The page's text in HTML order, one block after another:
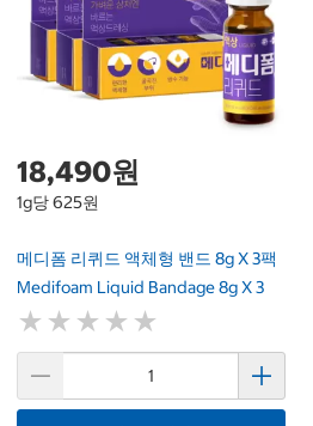
18,490원
1g당 625원
메디폼 리퀴드 액체형 밴드 8g X 3팩
Medifoam Liquid Bandage 8g X 3
★ ★ ★ ★ ★
★ ★ ★ ★ ★